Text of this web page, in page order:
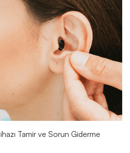
Tamir ve Sorun Giderme